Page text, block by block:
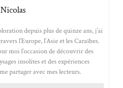
Nicolas
depuis plus de quinze ans, j’ai
l’Europe, l’Asie et les Caraïbes.
moi l’occasion de découvrir des
insolites et des expériences
partager avec mes lecteurs.